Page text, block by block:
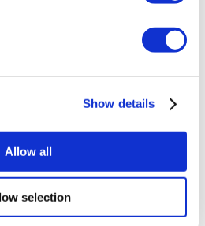
Show details
Allow all
selection